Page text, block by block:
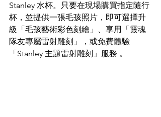
Stanley 水杯。只要在現場購買指定隨行
杯，並提供一張毛孩照片，即可選擇升
級「毛孩藝術彩色刻繪」、享用「靈魂
隊友專屬雷射雕刻」，或免費體驗
「Stanley 主題雷射雕刻」服務 。